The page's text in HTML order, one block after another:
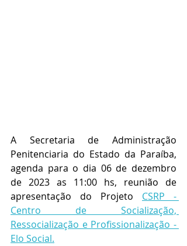
A Secretaria de Administração
Penitenciaria do Estado da Paraíba,
agenda para o dia 06 de dezembro
de 2023 as 11:00 hs, reunião de
apresentação do Projeto CSRP -
Centro de Socialização,
Ressocialização e Profissionalização -
Elo Social.